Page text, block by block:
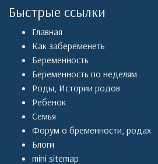
Быстрые ссылки
Главная
Как забеременеть
Беременность
Беременность по неделям
Роды, Истории родов
Ребенок
Семья
Форум о бременности, родах
Блоги
mini sitemap